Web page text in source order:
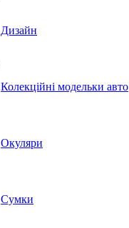
Дизайн
Колекційні модельки авто
Окуляри
Сумки